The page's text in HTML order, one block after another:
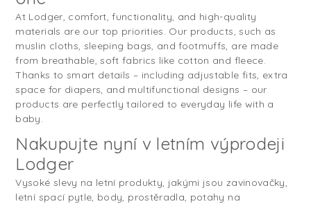
At Lodger, comfort, functionality, and high-quality
materials are our top priorities. Our products, such as
muslin cloths, sleeping bags, and footmuffs, are made
from breathable, soft fabrics like cotton and fleece.
Thanks to smart details – including adjustable fits, extra
space for diapers, and multifunctional designs – our
products are perfectly tailored to everyday life with a
baby.
Nakupujte nyní v letním výprodeji
Lodger
Vysoké slevy na letní produkty, jakými jsou zavinovačky,
letní spací pytle, body, prostěradla, potahy na